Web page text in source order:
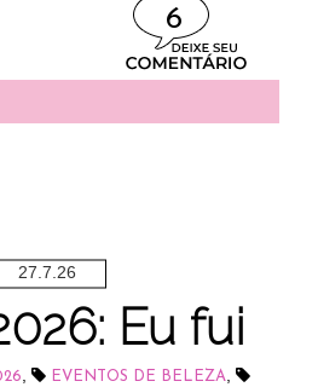
6
27.7.26
Eu fui
, EVENTOS DE BELEZA,